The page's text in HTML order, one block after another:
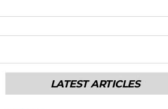
LATEST ARTICLES